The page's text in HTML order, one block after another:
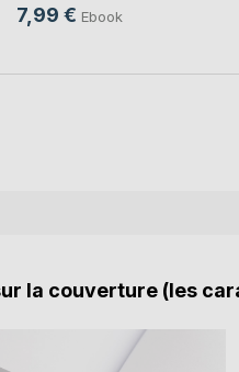
7,99 € Ebook
la couverture (les